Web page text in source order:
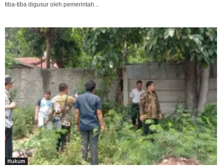
tiba-tiba digusur oleh pemerintah...
Hukum